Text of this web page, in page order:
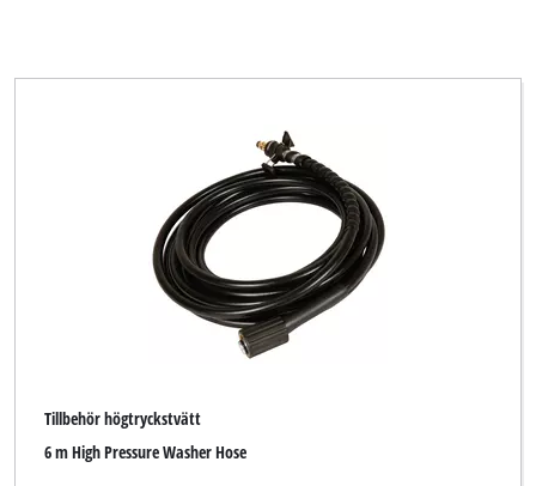
Tillbehör högtryckstvätt
6 m High Pressure Washer Hose